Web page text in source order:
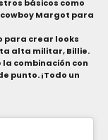
básicos como
Margot para
para crear looks
alta militar, Billie.
combinación con
punto. ¡Todo un